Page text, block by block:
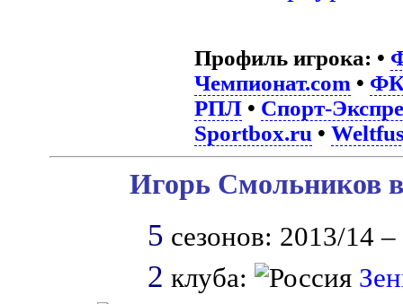
Профиль игрока: •
Чемпионат.com • ФК
РПЛ• Спорт-
Sportbox.ru •
Игорь Смольников
5 сезонов: 2013/14
2 клуба: